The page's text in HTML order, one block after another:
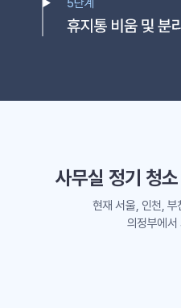
사무실 정기 청
현재 서울, 인천,
의정부에서